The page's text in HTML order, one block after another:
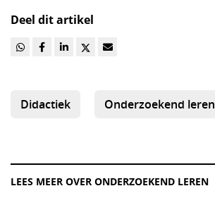
Deel dit artikel
Didactiek Onderzoekend leren
LEES MEER OVER ONDERZOEKEND LEREN